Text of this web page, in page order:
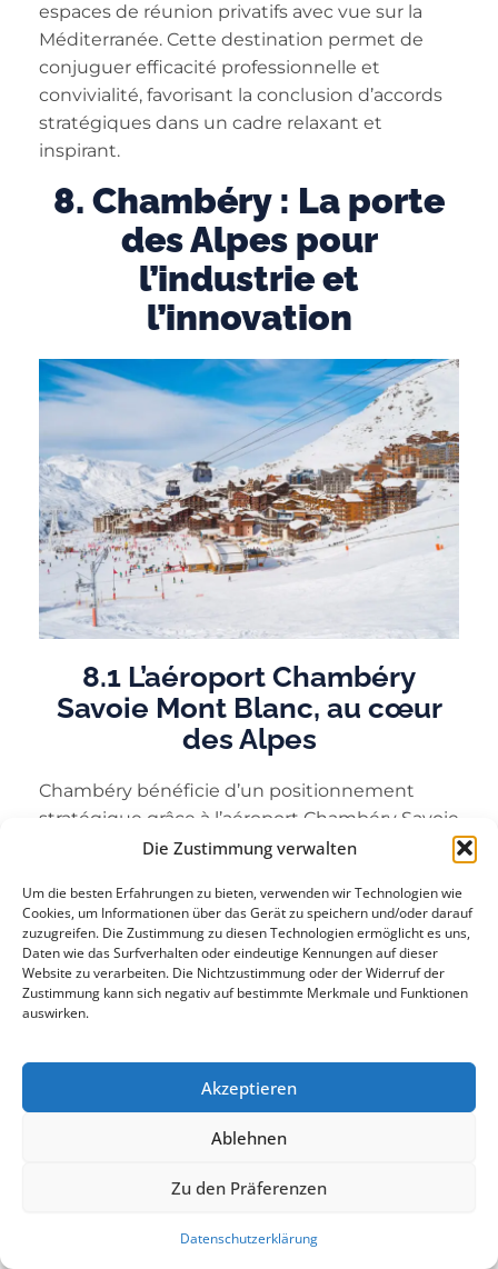
Die Zustimmung verwalten
Um die besten Erfahrungen zu bieten, verwenden wir Technologien wie
Cookies, um Informationen über das Gerät zu speichern und/oder darauf
zuzugreifen. Die Zustimmung zu diesen Technologien ermöglicht es uns,
Daten wie das Surfverhalten oder eindeutige Kennungen auf dieser
Website zu verarbeiten. Die Nichtzustimmung oder der Widerruf der
Zustimmung kann sich negativ auf bestimmte Merkmale und Funktionen
auswirken.
Akzeptieren
Ablehnen
Zu den Präferenzen
Datenschutzerklärung
espaces de réunion privatifs avec vue sur la
Méditerranée. Cette destination permet de
conjuguer efficacité professionnelle et
convivialité, favorisant la conclusion d’accords
stratégiques dans un cadre relaxant et
inspirant.
8. Chambéry : La porte
des Alpes pour
l’industrie et
l’innovation
8.1 L’aéroport Chambéry
Savoie Mont Blanc, au cœur
des Alpes
Chambéry bénéficie d’un positionnement
stratégique grâce à l’aéroport Chambéry Savoie
Mont Blanc, situé à seulement 10 kilomètres
principalement saisonnier, propose des
services adaptés à l’aviation d’affaires avec des
créneaux flexibles pour les jets privés.
L’infrastructure permet un accès rapide aux
françaises, mais aussi aux zones industrielles et
technologiques de la vallée. Les services
incluent des formalités simplifiées, un parking
sécurisé et des liaisons directes vers les
Auvergne-Rhône-Alpes.
8.2 Un pôle industriel et